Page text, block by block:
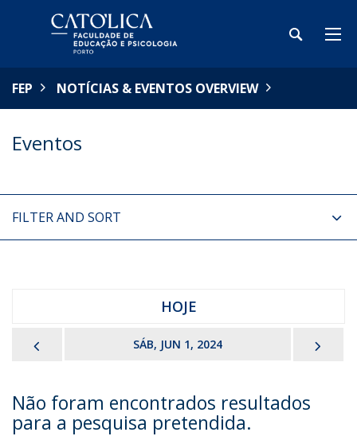
FEP NOTÍCIAS & EVENTOS OVERVIEW
Eventos
FILTER AND SORT
HOJE
SÁB, JUN 1, 2024
Não foram encontrados resultados
para a pesquisa pretendida.